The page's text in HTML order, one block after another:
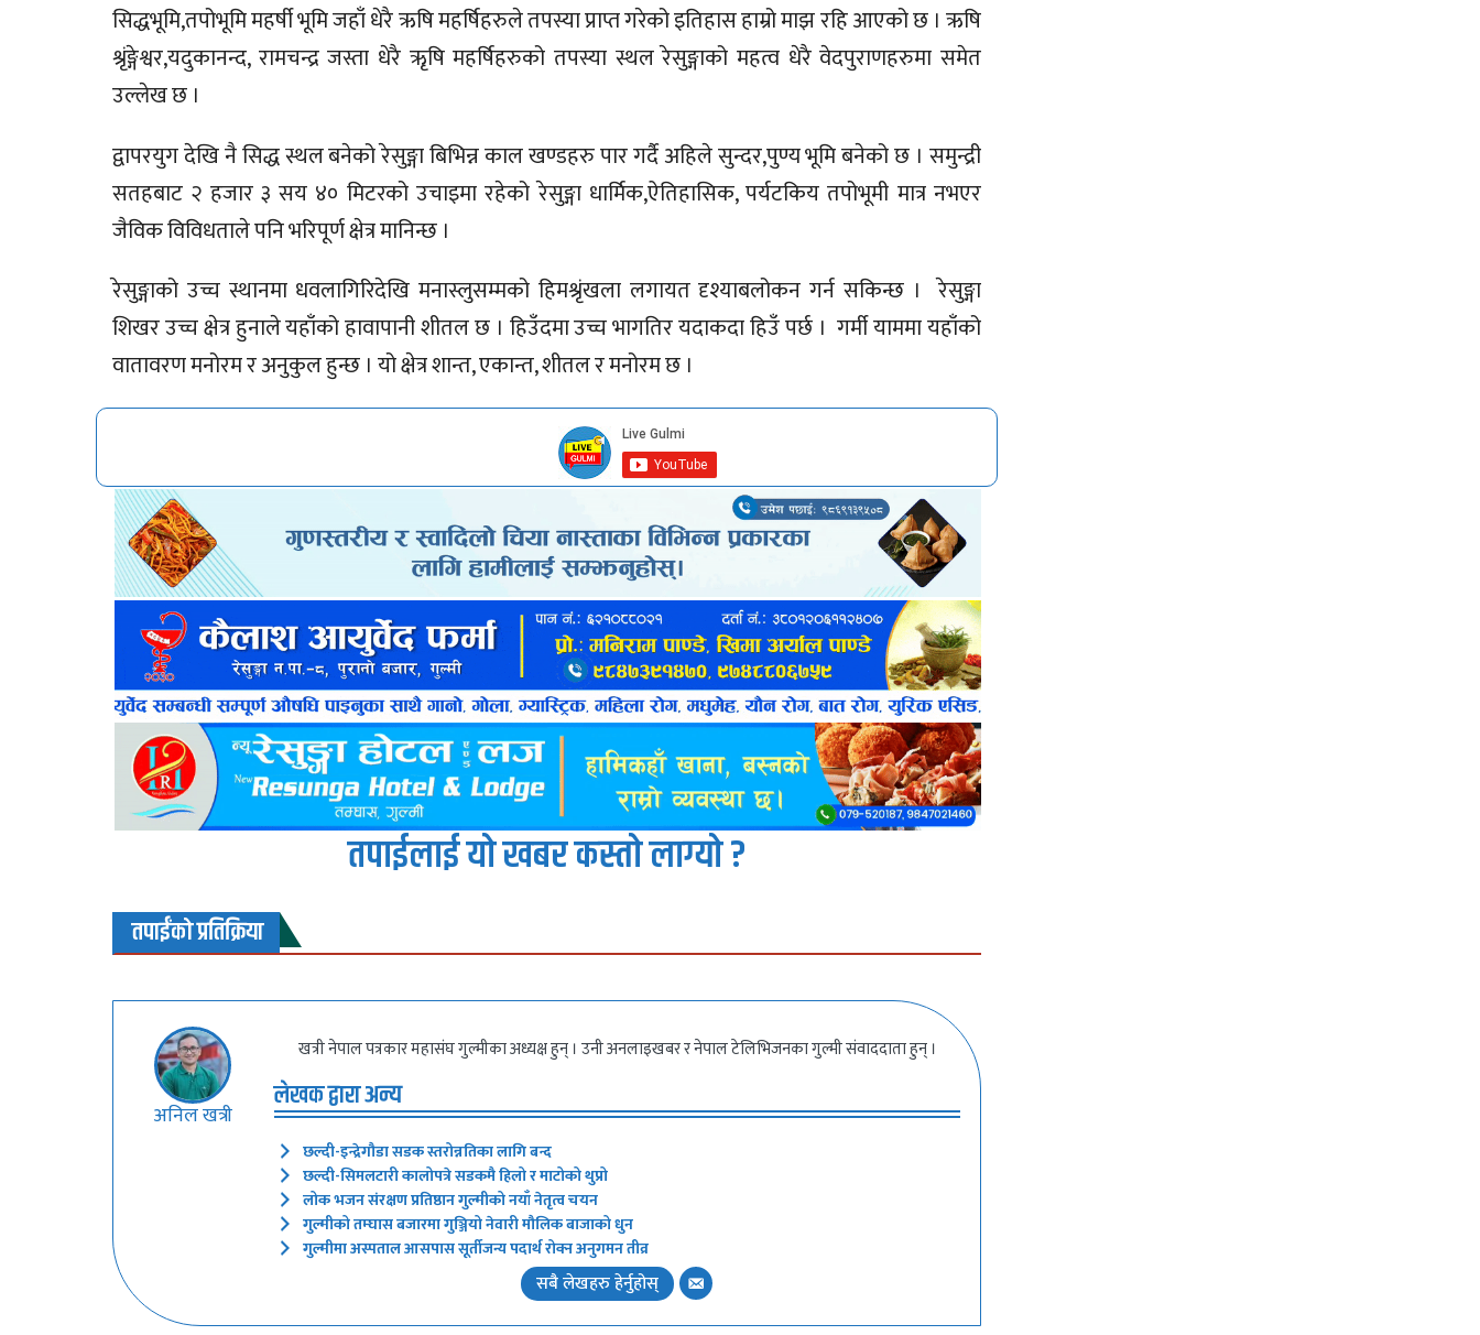
सिद्धभूमि,तपोभूमि महर्षी भूमि जहाँ धेरै ऋषि महर्षिहरुले तपस्या प्राप्त गरेको इतिहास हाम्रो माझ रहि आएको छ । ऋषि
श्रृंङ्गेश्वर,यदुकानन्द, रामचन्द्र जस्ता धेरै ऋृषि महर्षिहरुको तपस्या स्थल रेसुङ्गाको महत्व धेरै वेदपुराणहरुमा समेत
उल्लेख छ ।
द्वापरयुग देखि नै सिद्ध स्थल बनेको रेसुङ्गा बिभिन्न काल खण्डहरु पार गर्दै अहिले सुन्दर,पुण्य भूमि बनेको छ । समुन्द्री
सतहबाट २ हजार ३ सय ४० मिटरको उचाइमा रहेको रेसुङ्गा धार्मिक,ऐतिहासिक, पर्यटकिय तपोभूमी मात्र नभएर
जैविक विविधताले पनि भरिपूर्ण क्षेत्र मानिन्छ ।
रेसुङ्गाको उच्च स्थानमा धवलागिरिदेखि मनास्लुसम्मको हिमश्रृंखला लगायत दृश्याबलोकन गर्न सकिन्छ । रेसुङ्गा
शिखर उच्च क्षेत्र हुनाले यहाँको हावापानी शीतल छ । हिउँदमा उच्च भागतिर यदाकदा हिउँ पर्छ । गर्मी याममा यहाँको
वातावरण मनोरम र अनुकुल हुन्छ । यो क्षेत्र शान्त, एकान्त, शीतल र मनोरम छ ।
तपाईलाई यो खबर कस्तो लाग्यो ?
तपाईंको प्रतिक्रिया
अनिल खत्री
खत्री नेपाल पत्रकार महासंघ गुल्मीका अध्यक्ष हुन् । उनी अनलाइखबर र नेपाल टेलिभिजनका गुल्मी संवाददाता हुन् ।
लेखक द्वारा अन्य
छल्दी-इन्द्रेगौडा सडक स्तरोन्नतिका लागि बन्द
छल्दी-सिमलटारी कालोपत्रे सडकमै हिलो र माटोको थुप्रो
लोक भजन संरक्षण प्रतिष्ठान गुल्मीको नयाँ नेतृत्व चयन
गुल्मीको तम्घास बजारमा गुञ्जियो नेवारी मौलिक बाजाको धुन
गुल्मीमा अस्पताल आसपास सूर्तीजन्य पदार्थ रोक्न अनुगमन तीव्र
सबै लेखहरु हेर्नुहोस्